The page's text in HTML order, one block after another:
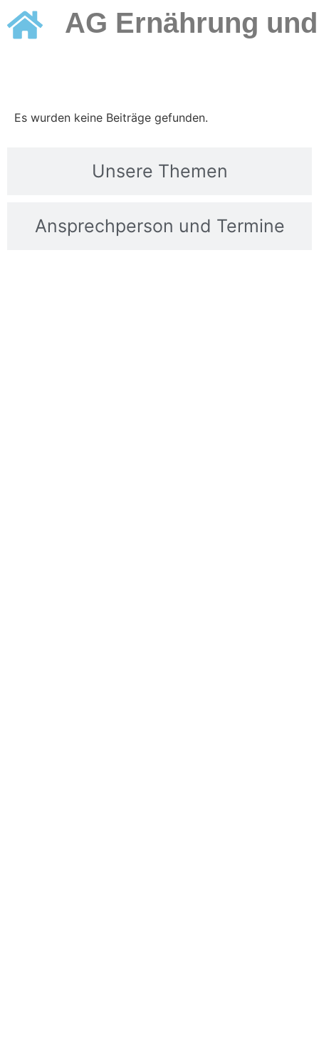
AG Ernährung
Unsere Themen
Ansprechperson und Termine
Es wurden keine Beiträge gefunden.